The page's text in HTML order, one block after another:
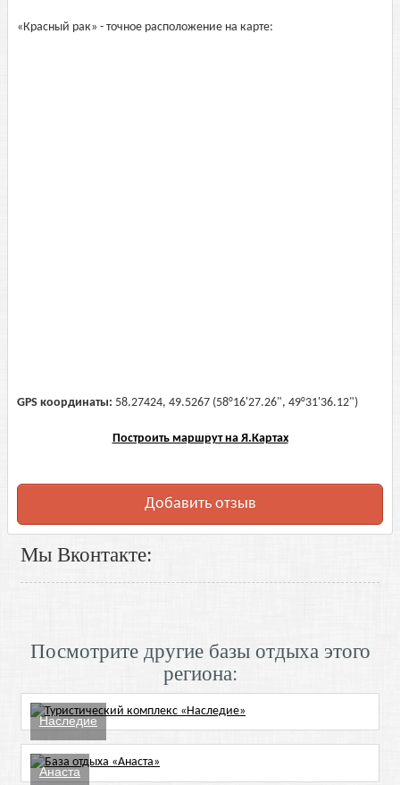
«Красный рак» - точное расположение на карте:
GPS координаты: 58.27424, 49.5267 (58°16'27.26", 49°31'36.12")
Построить маршрут на Я.Картах
Добавить отзыв
Мы Вконтакте:
Посмотрите другие базы отдыха этого
региона:
Наследие
Анаста